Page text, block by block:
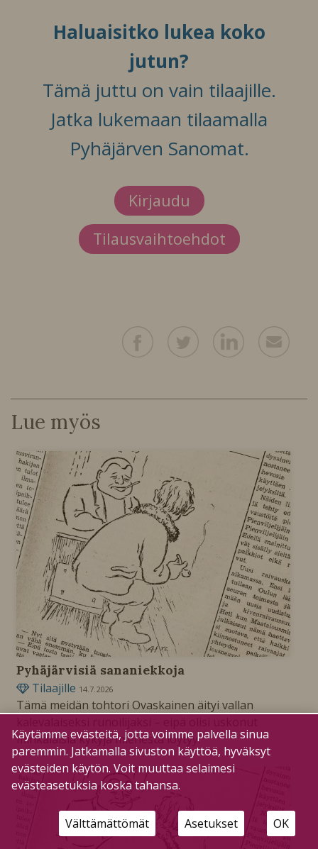
Haluaisitko lukea koko
jutun?
Tämä juttu on vain tilaajille.
Jatka lukemaan tilaamalla
Pyhäjärven Sanomat.
Kirjaudu
Tilausvaihtoehdot
Lue myös
Pyhäjärvisiä sananiekkoja
Tilaajille 14.7.2026
Tämä meidän tohtori Ovaskainen äityi vallan
minkälaisia kykyjä miehestä löytyy.
Käytämme evästeitä, jotta voimme palvella sinua
paremmin. Jatkamalla sivuston käyttöä, hyväksyt
evästeiden käytön. Voit muuttaa selaimesi
evästeasetuksia koska tahansa.
Välttämättömät Asetukset OK